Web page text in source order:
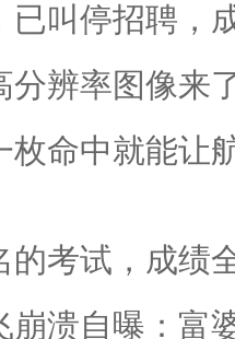
已叫停招聘，
分辨率图像来
枚命中就能让
的考试，成绩
崩溃自曝：富